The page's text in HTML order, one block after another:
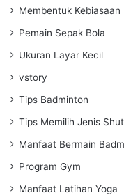
Membentuk
Pemain Sepak Bola
Ukuran Layar Kecil
vstory
Tips Badminton
Tips Memilih Jenis
Manfaat Bermain
Program Gym
Manfaat Latihan Yoga